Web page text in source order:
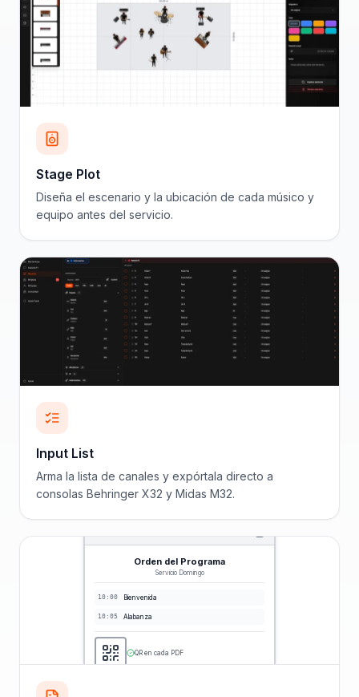
Stage Plot
Diseña el escenario y la ubicación de cada músico y
equipo antes del servicio.
Input List
Arma la lista de canales y expórtala directo a
consolas Behringer X32 y Midas M32.
Orden del Programa
Servicio Domingo
10:00 Bienvenida
10:05 Alabanza
QR en cada PDF